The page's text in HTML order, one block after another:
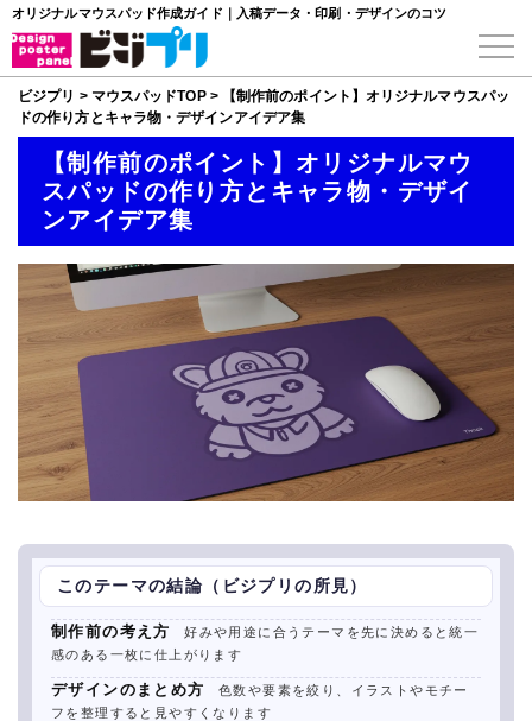
オリジナルマウスパッド作成ガイド｜入稿データ・印刷・デザインのコツ
ビジプリ > マウスパッドTOP>
【制作前のポイント】オリジナルマウスパッ
ドの作り方とキャラ物・デザインアイデア集
【制作前のポイント】オリジナルマウ
スパッドの作り方とキャラ物・デザイ
ンアイデア集
このテーマの結論（ビジプリの所見）
制作前の考え方
好みや用途に合うテーマを先に決めると統一
感のある一枚に仕上がります
デザインのまとめ方
色数や要素を絞り、イラストやモチー
フを整理すると見やすくなります